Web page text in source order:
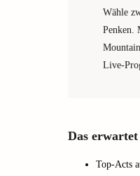
Wähle
Penken.
Live-
Das
Top-Acts